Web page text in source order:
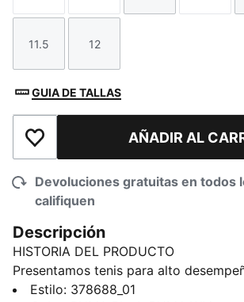
Talla
11.5
Talla
12
GUIA DE TALLAS
Añadir a la lista de deseos
AÑADIR AL
Devoluciones gratuitas en todos
califiquen
Descripción
HISTORIA DEL PRODUCTO
Presentamos tenis para alto
del equipo TRAIN PUMA: PWR NITRO
Estilo: 378688_01